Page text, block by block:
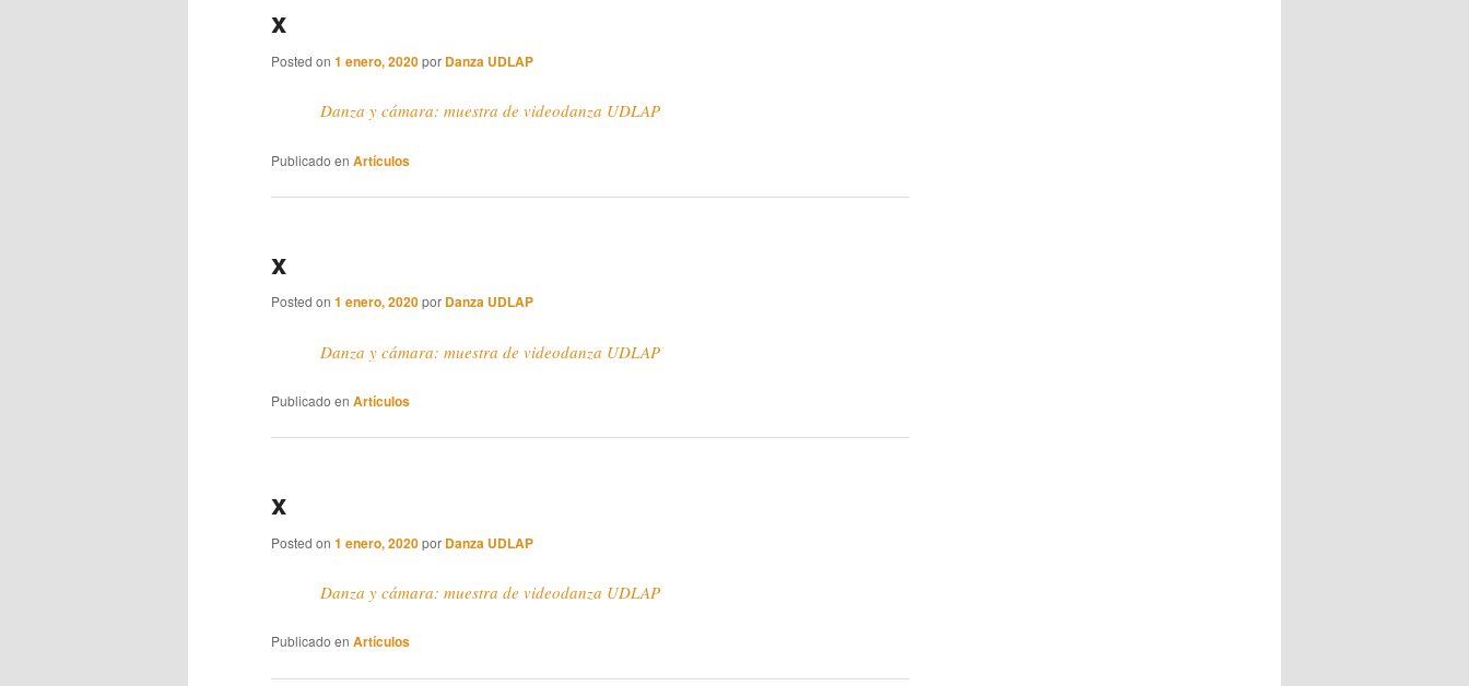
x
Posted on 1 enero, 2020por Danza UDLAP
Danza y cámara: muestra de videodanza UDLAP
Publicado en Artículos
x
Posted on 1 enero, 2020por Danza UDLAP
Danza y cámara: muestra de videodanza UDLAP
Publicado en Artículos
x
Posted on 1 enero, 2020por Danza UDLAP
Danza y cámara: muestra de videodanza UDLAP
Publicado en Artículos